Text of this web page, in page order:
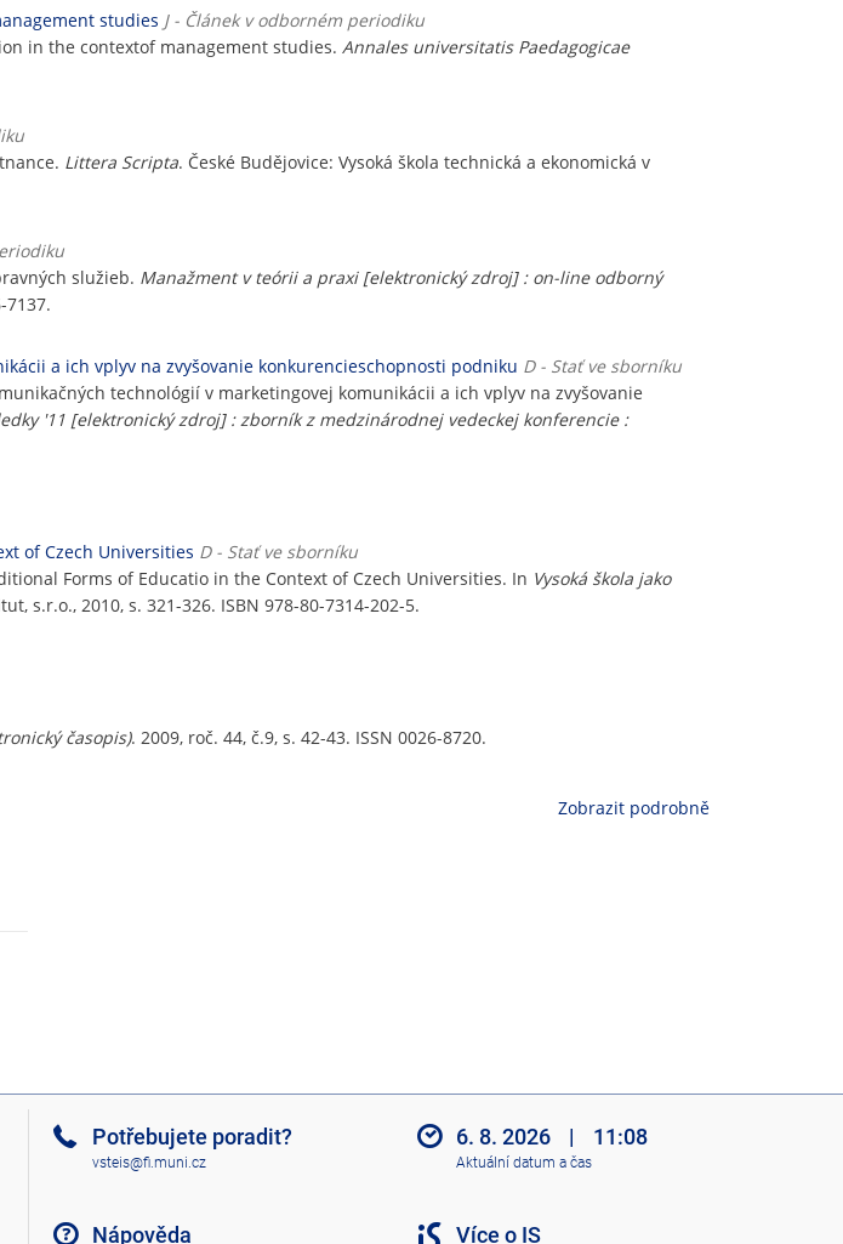
studies J - Článek v odborném periodiku
in the contextof management studies. Annales universitatis Paedagogicae
Littera Scripta. České Budějovice: Vysoká škola technická a ekonomická v
služieb. Manažment v teórii a praxi [elektronický zdroj] : on-line odborný
7137.
a ich vplyv na zvyšovanie konkurencieschopnosti podniku D - Stať ve sborníku
technológií v marketingovej komunikácii a ich vplyv na zvyšovanie
'11 [elektronický zdroj] : zborník z medzinárodnej vedeckej konferencie :
of Czech Universities D - Stať ve sborníku
Forms of Educatio in the Context of Czech Universities. In Vysoká škola jako
s.r.o., 2010, s. 321-326. ISBN 978-80-7314-202-5.
časopis). 2009, roč. 44, č.9, s. 42-43. ISSN 0026-8720.
Zobrazit podrobně
Potřebujete poradit?
vsteis@fi.muni.cz
Nápověda
6. 8. 2026 | 11:08
Aktuální datum a čas
Více o IS